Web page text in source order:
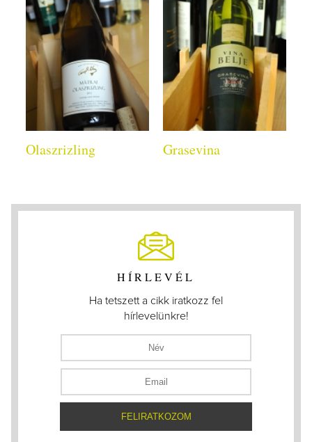
Olaszrizling Grasevina
HÍRLEVÉL
Ha tetszett a cikk iratkozz fel
hírlevelünkre!